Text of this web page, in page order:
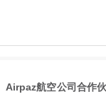
Airpaz航空公司合作